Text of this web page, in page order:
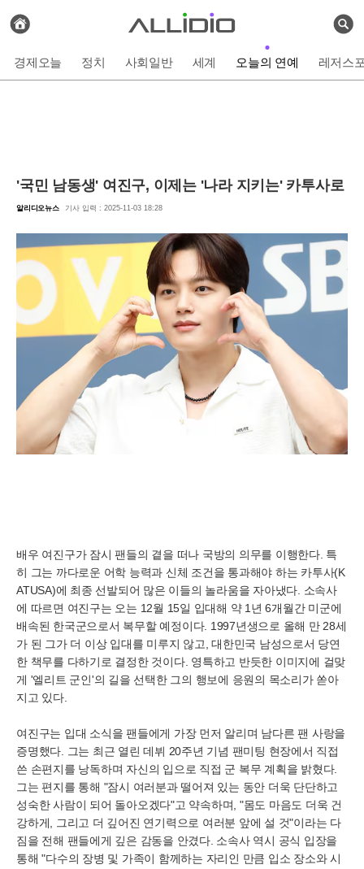
검
전
체
사
보
기
경제오늘 정치 사회일반 세계 오늘의 연예 레저스
'국민 남동생' 여진구, 이제는 '나라 지키는' 카투사로
알리디오뉴스 기사 입력 : 2025-11-03 18:28
배우 여진구가 잠시 팬들의 곁을 떠나 국방의 의무를 이행한다. 특
히 그는 까다로운 어학 능력과 신체 조건을 통과해야 하는 카투사(K
ATUSA)에 최종 선발되어 많은 이들의 놀라움을 자아냈다. 소속사
에 따르면 여진구는 오는 12월 15일 입대해 약 1년 6개월간 미군에
배속된 한국군으로서 복무할 예정이다. 1997년생으로 올해 만 28세
가 된 그가 더 이상 입대를 미루지 않고, 대한민국 남성으로서 당연
한 책무를 다하기로 결정한 것이다. 영특하고 반듯한 이미지에 걸맞
게 '엘리트 군인'의 길을 선택한 그의 행보에 응원의 목소리가 쏟아
지고 있다.
여진구는 입대 소식을 팬들에게 가장 먼저 알리며 남다른 팬 사랑을
증명했다. 그는 최근 열린 데뷔 20주년 기념 팬미팅 현장에서 직접
쓴 손편지를 낭독하며 자신의 입으로 직접 군 복무 계획을 밝혔다.
그는 편지를 통해 "잠시 여러분과 떨어져 있는 동안 더욱 단단하고
성숙한 사람이 되어 돌아오겠다"고 약속하며, "몸도 마음도 더욱 건
강하게, 그리고 더 깊어진 연기력으로 여러분 앞에 설 것"이라는 다
짐을 전해 팬들에게 깊은 감동을 안겼다. 소속사 역시 공식 입장을
통해 "다수의 장병 및 가족이 함께하는 자리인 만큼 입소 장소와 시